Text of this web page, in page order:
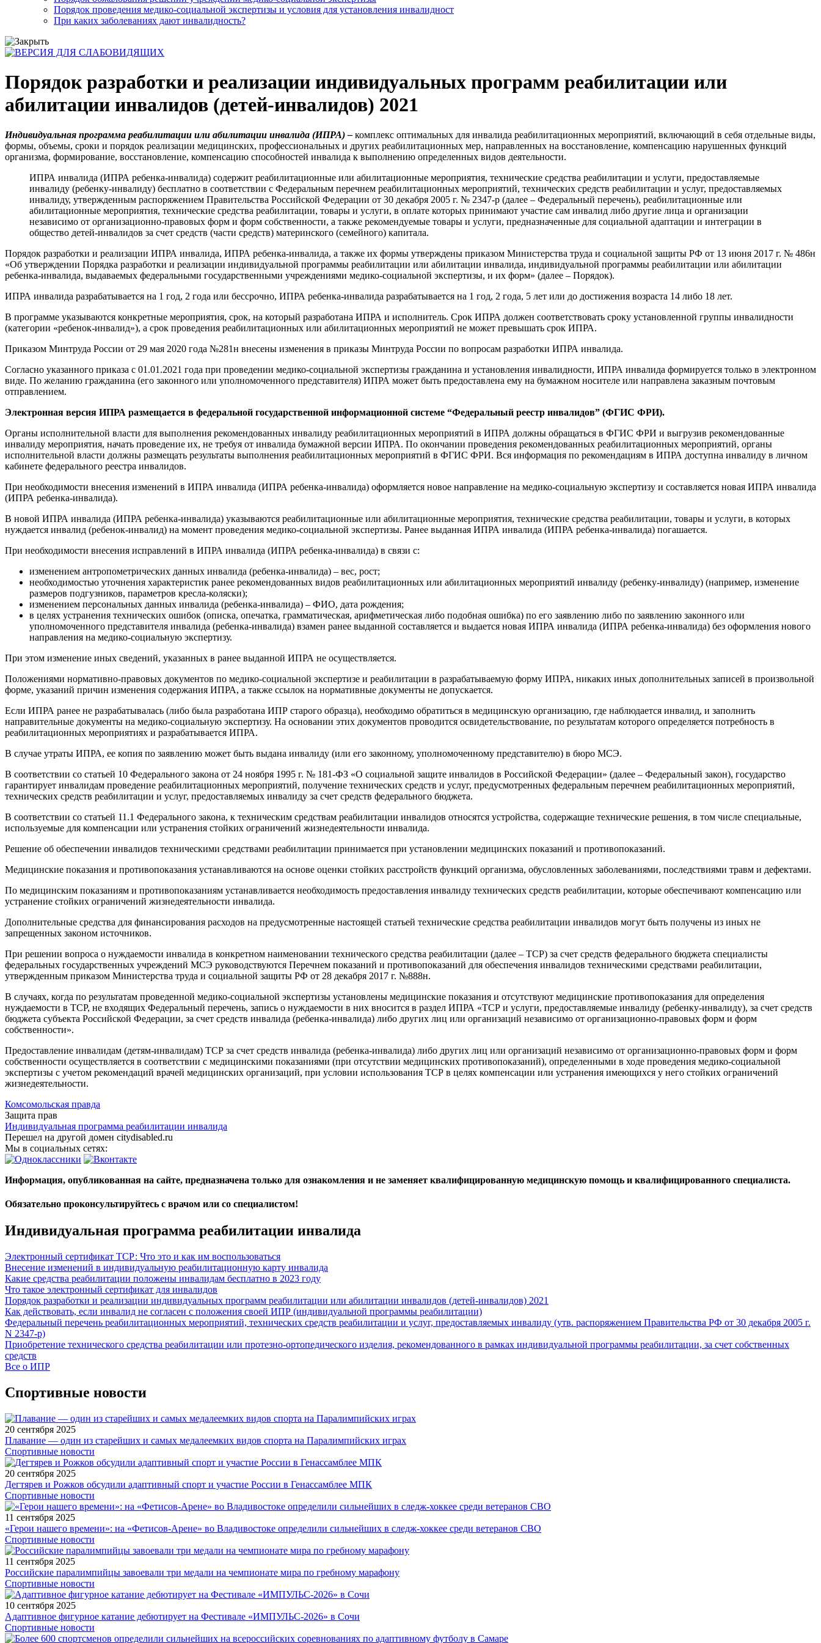
Порядок проведения медико-социальной экспертизы и условия для установления инвалидност
При каких заболеваниях дают инвалидность?
Порядок разработки и реализации индивидуальных программ реабилитации или
абилитации инвалидов (детей-инвалидов) 2021
Индивидуальная программа реабилитации или абилитации инвалида (ИПРА) – комплекс оптимальных для инвалида реабилитационных мероприятий, включающий в себя отдельные виды,
формы, объемы, сроки и порядок реализации медицинских, профессиональных и других реабилитационных мер, направленных на восстановление, компенсацию нарушенных функций
организма, формирование, восстановление, компенсацию способностей инвалида к выполнению определенных видов деятельности.
ИПРА инвалида (ИПРА ребенка-инвалида) содержит реабилитационные или абилитационные мероприятия, технические средства реабилитации и услуги, предоставляемые
инвалиду (ребенку-инвалиду) бесплатно в соответствии с Федеральным перечнем реабилитационных мероприятий, технических средств реабилитации и услуг, предоставляемых
инвалиду, утвержденным распоряжением Правительства Российской Федерации от 30 декабря 2005 г. № 2347-р (далее – Федеральный перечень), реабилитационные или
абилитационные мероприятия, технические средства реабилитации, товары и услуги, в оплате которых принимают участие сам инвалид либо другие лица и организации
независимо от организационно-правовых форм и форм собственности, а также рекомендуемые товары и услуги, предназначенные для социальной адаптации и интеграции в
общество детей-инвалидов за счет средств (части средств) материнского (семейного) капитала.
Порядок разработки и реализации ИПРА инвалида, ИПРА ребенка-инвалида, а также их формы утверждены приказом Министерства труда и социальной защиты РФ от 13 июня 2017 г. № 486н
«Об утверждении Порядка разработки и реализации индивидуальной программы реабилитации или абилитации инвалида, индивидуальной программы реабилитации или абилитации
ребенка-инвалида, выдаваемых федеральными государственными учреждениями медико-социальной экспертизы, и их форм» (далее – Порядок).
ИПРА инвалида разрабатывается на 1 год, 2 года или бессрочно, ИПРА ребенка-инвалида разрабатывается на 1 год, 2 года, 5 лет или до достижения возраста 14 либо 18 лет.
В программе указываются конкретные мероприятия, срок, на который разработана ИПРА и исполнитель. Срок ИПРА должен соответствовать сроку установленной группы инвалидности
(категории «ребенок-инвалид»), а срок проведения реабилитационных или абилитационных мероприятий не может превышать срок ИПРА.
Приказом Минтруда России от 29 мая 2020 года №281н внесены изменения в приказы Минтруда России по вопросам разработки ИПРА инвалида.
Согласно указанного приказа с 01.01.2021 года при проведении медико-социальной экспертизы гражданина и установления инвалидности, ИПРА инвалида формируется только в электронном
виде. По желанию гражданина (его законного или уполномоченного представителя) ИПРА может быть предоставлена ему на бумажном носителе или направлена заказным почтовым
отправлением.
Электронная версия ИПРА размещается в федеральной государственной информационной системе “Федеральный реестр инвалидов” (ФГИС ФРИ).
Органы исполнительной власти для выполнения рекомендованных инвалиду реабилитационных мероприятий в ИПРА должны обращаться в ФГИС ФРИ и выгрузив рекомендованные
инвалиду мероприятия, начать проведение их, не требуя от инвалида бумажной версии ИПРА. По окончании проведения рекомендованных реабилитационных мероприятий, органы
исполнительной власти должны размещать результаты выполнения реабилитационных мероприятий в ФГИС ФРИ. Вся информация по рекомендациям в ИПРА доступна инвалиду в личном
кабинете федерального реестра инвалидов.
При необходимости внесения изменений в ИПРА инвалида (ИПРА ребенка-инвалида) оформляется новое направление на медико-социальную экспертизу и составляется новая ИПРА инвалида
(ИПРА ребенка-инвалида).
В новой ИПРА инвалида (ИПРА ребенка-инвалида) указываются реабилитационные или абилитационные мероприятия, технические средства реабилитации, товары и услуги, в которых
нуждается инвалид (ребенок-инвалид) на момент проведения медико-социальной экспертизы. Ранее выданная ИПРА инвалида (ИПРА ребенка-инвалида) погашается.
При необходимости внесения исправлений в ИПРА инвалида (ИПРА ребенка-инвалида) в связи с:
изменением антропометрических данных инвалида (ребенка-инвалида) – вес, рост;
необходимостью уточнения характеристик ранее рекомендованных видов реабилитационных или абилитационных мероприятий инвалиду (ребенку-инвалиду) (например, изменение
размеров подгузников, параметров кресла-коляски);
изменением персональных данных инвалида (ребенка-инвалида) – ФИО, дата рождения;
в целях устранения технических ошибок (описка, опечатка, грамматическая, арифметическая либо подобная ошибка) по его заявлению либо по заявлению законного или
уполномоченного представителя инвалида (ребенка-инвалида) взамен ранее выданной составляется и выдается новая ИПРА инвалида (ИПРА ребенка-инвалида) без оформления нового
направления на медико-социальную экспертизу.
При этом изменение иных сведений, указанных в ранее выданной ИПРА не осуществляется.
Положениями нормативно-правовых документов по медико-социальной экспертизе и реабилитации в разрабатываемую форму ИПРА, никаких иных дополнительных записей в произвольной
форме, указаний причин изменения содержания ИПРА, а также ссылок на нормативные документы не допускается.
Если ИПРА ранее не разрабатывалась (либо была разработана ИПР старого образца), необходимо обратиться в медицинскую организацию, где наблюдается инвалид, и заполнить
направительные документы на медико-социальную экспертизу. На основании этих документов проводится освидетельствование, по результатам которого определяется потребность в
реабилитационных мероприятиях и разрабатывается ИПРА.
В случае утраты ИПРА, ее копия по заявлению может быть выдана инвалиду (или его законному, уполномоченному представителю) в бюро МСЭ.
В соответствии со статьей 10 Федерального закона от 24 ноября 1995 г. № 181-ФЗ «О социальной защите инвалидов в Российской Федерации» (далее – Федеральный закон), государство
гарантирует инвалидам проведение реабилитационных мероприятий, получение технических средств и услуг, предусмотренных федеральным перечнем реабилитационных мероприятий,
технических средств реабилитации и услуг, предоставляемых инвалиду за счет средств федерального бюджета.
В соответствии со статьей 11.1 Федерального закона, к техническим средствам реабилитации инвалидов относятся устройства, содержащие технические решения, в том числе специальные,
используемые для компенсации или устранения стойких ограничений жизнедеятельности инвалида.
Решение об обеспечении инвалидов техническими средствами реабилитации принимается при установлении медицинских показаний и противопоказаний.
Медицинские показания и противопоказания устанавливаются на основе оценки стойких расстройств функций организма, обусловленных заболеваниями, последствиями травм и дефектами.
По медицинским показаниям и противопоказаниям устанавливается необходимость предоставления инвалиду технических средств реабилитации, которые обеспечивают компенсацию или
устранение стойких ограничений жизнедеятельности инвалида.
Дополнительные средства для финансирования расходов на предусмотренные настоящей статьей технические средства реабилитации инвалидов могут быть получены из иных не
запрещенных законом источников.
При решении вопроса о нуждаемости инвалида в конкретном наименовании технического средства реабилитации (далее – ТСР) за счет средств федерального бюджета специалисты
федеральных государственных учреждений МСЭ руководствуются Перечнем показаний и противопоказаний для обеспечения инвалидов техническими средствами реабилитации,
утвержденным приказом Министерства труда и социальной защиты РФ от 28 декабря 2017 г. №888н.
В случаях, когда по результатам проведенной медико-социальной экспертизы установлены медицинские показания и отсутствуют медицинские противопоказания для определения
нуждаемости в ТСР, не входящих Федеральный перечень, запись о нуждаемости в них вносится в раздел ИПРА «ТСР и услуги, предоставляемые инвалиду (ребенку-инвалиду), за счет средств
бюджета субъекта Российской Федерации, за счет средств инвалида (ребенка-инвалида) либо других лиц или организаций независимо от организационно-правовых форм и форм
собственности».
Предоставление инвалидам (детям-инвалидам) ТСР за счет средств инвалида (ребенка-инвалида) либо других лиц или организаций независимо от организационно-правовых форм и форм
собственности осуществляется в соответствии с медицинскими показаниями (при отсутствии медицинских противопоказаний), определенными в ходе проведения медико-социальной
экспертизы с учетом рекомендаций врачей медицинских организаций, при условии использования ТСР в целях компенсации или устранения имеющихся у него стойких ограничений
жизнедеятельности.
Комсомольская правда
Защита прав
Индивидуальная программа реабилитации инвалида
Перешел на другой домен citydisabled.ru
Мы в социальных сетях:
Информация, опубликованная на сайте, предназначена только для ознакомления и не заменяет квалифицированную медицинскую помощь и квалифицированного специалиста.
Обязательно проконсультируйтесь с врачом или со специалистом!
Индивидуальная программа реабилитации инвалида
Электронный сертификат ТСР: Что это и как им воспользоваться
Внесение изменений в индивидуальную реабилитационную карту инвалида
Какие средства реабилитации положены инвалидам бесплатно в 2023 году
Что такое электронный сертификат для инвалидов
Порядок разработки и реализации индивидуальных программ реабилитации или абилитации инвалидов (детей-инвалидов) 2021
Как действовать, если инвалид не согласен с положения своей ИПР (индивидуальной программы реабилитации)
Федеральный перечень реабилитационных мероприятий, технических средств реабилитации и услуг, предоставляемых инвалиду (утв. распоряжением Правительства РФ от 30 декабря 2005 г.
N 2347-р)
Приобретение технического средства реабилитации или протезно-ортопедического изделия, рекомендованного в рамках индивидуальной программы реабилитации, за счет собственных
средств
Все о ИПР
Спортивные новости
20 сентября 2025
Плавание — один из старейших и самых медалеемких видов спорта на Паралимпийских играх
Спортивные новости
20 сентября 2025
Дегтярев и Рожков обсудили адаптивный спорт и участие России в Генассамблее МПК
Спортивные новости
11 сентября 2025
«Герои нашего времени»: на «Фетисов-Арене» во Владивостоке определили сильнейших в следж-хоккее среди ветеранов СВО
Спортивные новости
11 сентября 2025
Российские паралимпийцы завоевали три медали на чемпионате мира по гребному марафону
Спортивные новости
10 сентября 2025
Адаптивное фигурное катание дебютирует на Фестивале «ИМПУЛЬС-2026» в Сочи
Спортивные новости